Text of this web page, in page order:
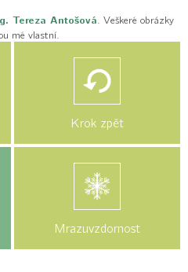
Tereza Antošová. Veškeré obrázky
mé vlastní.
Krok zpět
Mrazuvzdornost